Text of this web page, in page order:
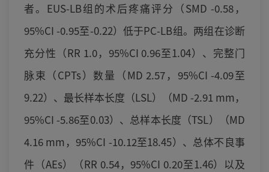
者。EUS-LB组的术后疼痛评分（SMD -0.58，
95%CI -0.95至-0.22）低于PC-LB组。两组在诊断
充分性（RR 1.0，95%CI 0.96至1.04）、完整门
脉束（CPTs）数量（MD 2.57，95%CI -4.09至
9.22）、最长样本长度（LSL）（MD -2.91 mm，
95%CI -5.86至0.03）、总样本长度（TSL）（MD
4.16 mm，95%CI -10.12至18.45）、总体不良事
件（AEs）（RR 0.54，95%CI 0.20至1.46）以及